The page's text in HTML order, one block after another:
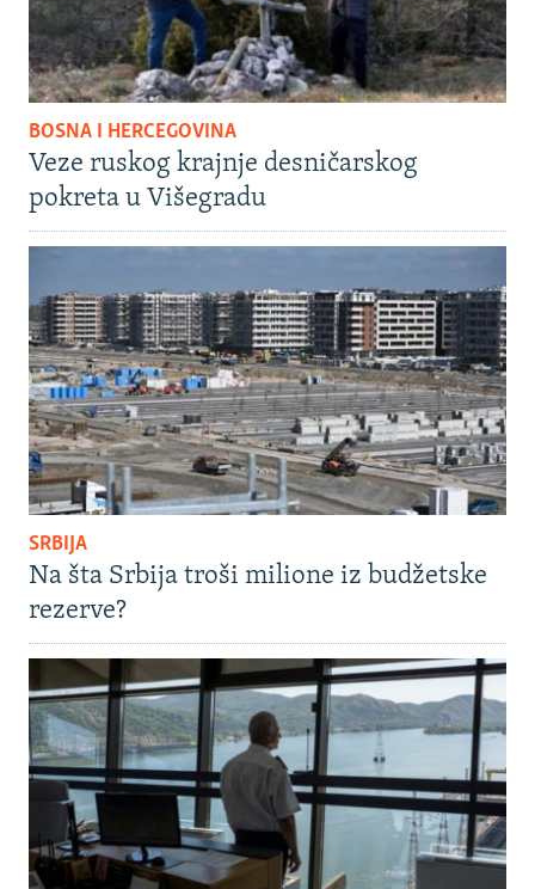
BOSNA I HERCEGOVINA
Veze ruskog krajnje desničarskog
pokreta u Višegradu
SRBIJA
Na šta Srbija troši milione iz budžetske
rezerve?